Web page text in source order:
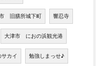
旧膳所城下町 響忍寺
大津市 におの浜観光港
カイ 勉強しまっせ♪